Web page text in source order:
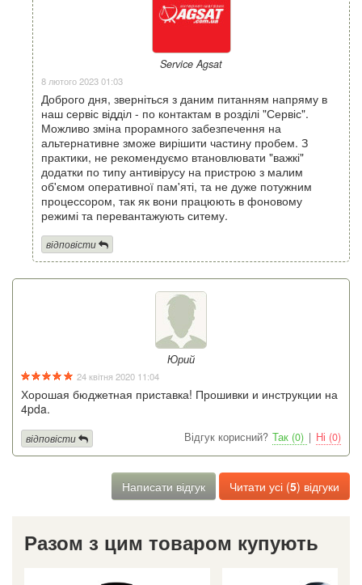
Service Agsat
8 лютого 2023 01:03
Доброго дня, зверніться з даним питанням напряму в
наш сервіс відділ - по контактам в розділі "Сервіс".
Можливо зміна прорамного забезпечення на
альтернативне зможе вирішити частину пробем. З
практики, не рекомендуємо втановлювати "важкі"
додатки по типу антивірусу на пристрою з малим
об'ємом оперативної пам'яті, та не дуже потужним
процессором, так як вони працюють в фоновому
режимі та перевантажують ситему.
відповісти
Юрий
24 квітня 2020 11:04
Хорошая бюджетная приставка! Прошивки и инструкции на
4pda.
Відгук корисний? Так (0) | Ні (0)
відповісти
Написати відгук Читати усі (5) відгуки
Разом з цим товаром купують